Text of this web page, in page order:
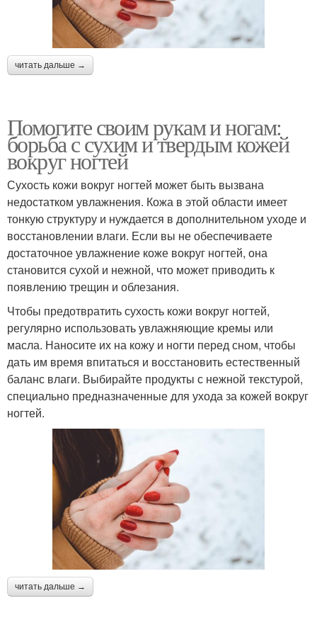
читать дальше →
Помогите своим рукам и ногам:
борьба с сухим и твердым кожей
вокруг ногтей
Сухость кожи вокруг ногтей может быть вызвана
недостатком увлажнения. Кожа в этой области имеет
тонкую структуру и нуждается в дополнительном уходе и
восстановлении влаги. Если вы не обеспечиваете
достаточное увлажнение коже вокруг ногтей, она
становится сухой и нежной, что может приводить к
появлению трещин и облезания.
Чтобы предотвратить сухость кожи вокруг ногтей,
регулярно использовать увлажняющие кремы или
масла. Наносите их на кожу и ногти перед сном, чтобы
дать им время впитаться и восстановить естественный
баланс влаги. Выбирайте продукты с нежной текстурой,
специально предназначенные для ухода за кожей вокруг
ногтей.
читать дальше →